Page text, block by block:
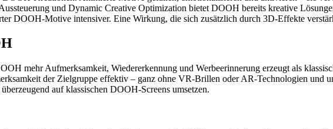
und Dynamic Creative Optimization bietet DOOH bereits kreative
DOOH-Motive intensiver. Eine Wirkung, die sich zusätzlich durch 3D-Effekte
mehr Aufmerksamkeit, Wiedererkennung und Werbeerinnerung erzeugt als
der Zielgruppe effektiv – ganz ohne VR-Brillen oder AR-Technologien und
auf klassischen DOOH-Screens umsetzen.